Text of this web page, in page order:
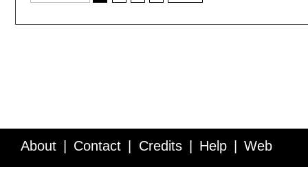
About Contact Credits Help Web